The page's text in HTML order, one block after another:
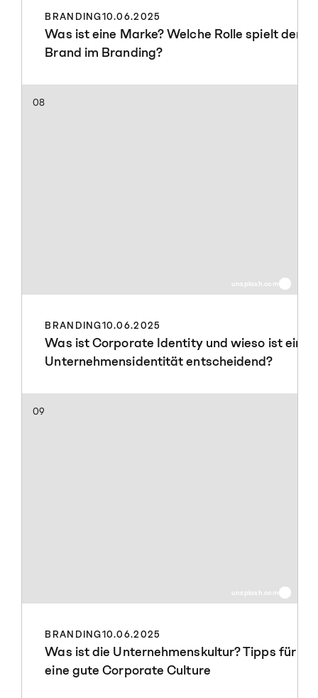
BRANDING10.06.2025
Was ist eine Marke? Welche Rolle spielt der
Brand im Branding?
unsplash.com
08
BRANDING10.06.2025
Was ist Corporate Identity und wieso ist eine
Unternehmensidentität entscheidend?
unsplash.com
09
BRANDING10.06.2025
Was ist die Unternehmenskultur? Tipps für
eine gute Corporate Culture